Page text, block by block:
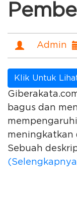
Admin
Klik Untuk
bagus dan
meningkatkan
Sebuah